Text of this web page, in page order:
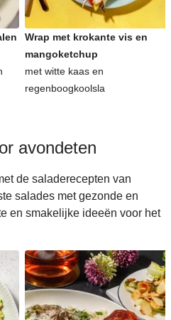
Wrap met krokante vis en
mangoketchup
met witte kaas en
regenboogkoolsla
avondeten
de saladerecepten van
salades met gezonde en
en smakelijke ideeën voor het